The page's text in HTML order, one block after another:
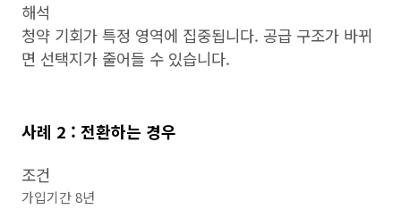
해석
청약 기회가 특정 영역에 집중됩니다. 공급 구조가 바뀌
면 선택지가 줄어들 수 있습니다.
사례 2 : 전환하는 경우
조건
가입기간 8년